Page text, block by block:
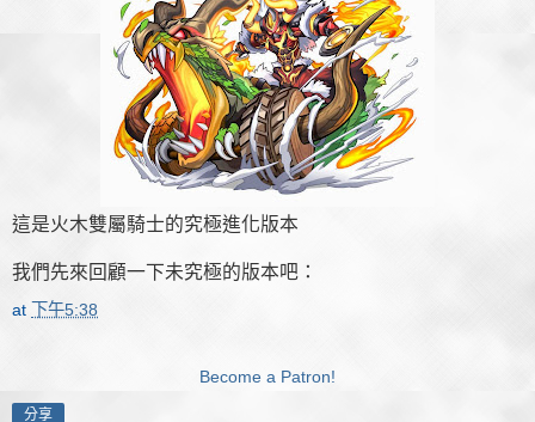
這是火木雙屬騎士的究極進化版本
我們先來回顧一下未究極的版本吧：
at 下午5:38
Become a Patron!
分享